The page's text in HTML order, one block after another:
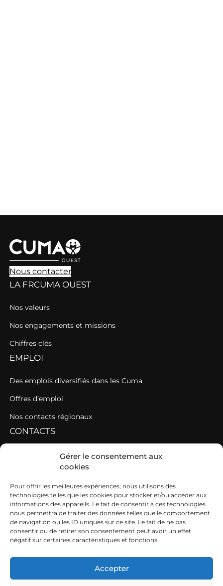
Gérer le consentement aux
cookies
Pour offrir les meilleures expériences, nous utilisons des
technologies telles que les cookies pour stocker et/ou accéder aux
informations des appareils. Le fait de consentir à ces technologies
nous permettra de traiter des données telles que le comportement
de navigation ou les ID uniques sur ce site. Le fait de ne pas
consentir ou de retirer son consentement peut avoir un effet
négatif sur certaines caractéristiques et fonctions.
Accepter
Nous contacter
LA FRCUMA OUEST
Nos valeurs
Nos engagements et missions
Chiffres clés
EMPLOI
Des emplois diversifiés dans les Cuma
Offres d’emploi
Nos contacts régionaux
CONTACTS
Contacter une fédération
Contacter les AGC de l’Ouest
SIEGE
19b boulevard Nominoë
35740 PACÉ
02 99 54 63 15